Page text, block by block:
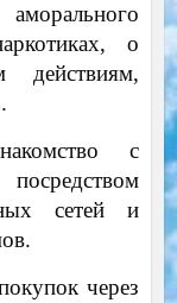
о
действиям,
с
сетей и
через